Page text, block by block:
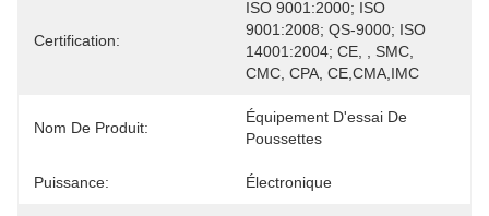
Certification:
ISO 9001:2000; ISO
9001:2008; QS-9000; ISO
14001:2004; CE, , SMC,
CMC, CPA, CE,CMA,IMC
Nom De Produit:
Équipement D'essai De
Poussettes
Puissance: Électronique